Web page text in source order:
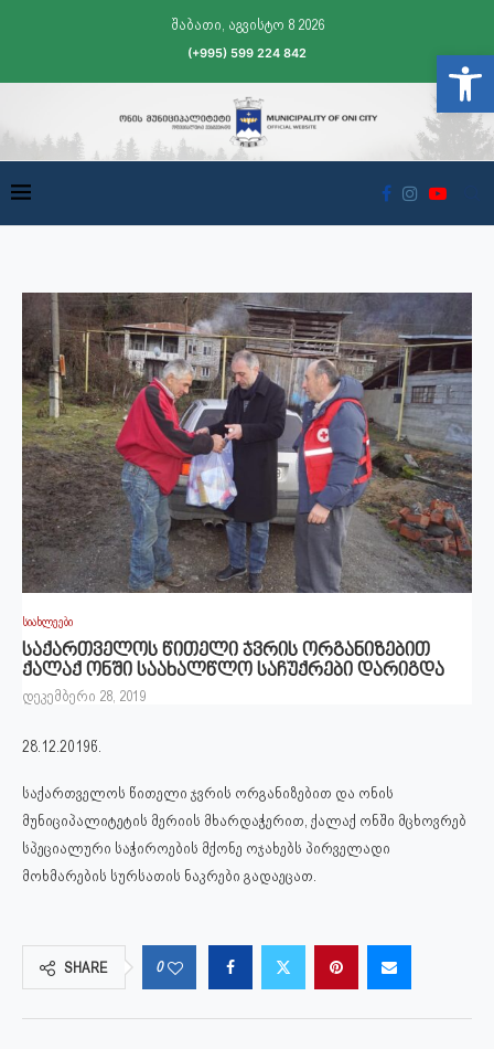
შაბათი, აგვისტო 8 2026
(+995) 599 224 842
სიახლეები
საქართველოს წითელი ჯვრის ორგანიზებით
ქალაქ ონში საახალწლო საჩუქრები დარიგდა
დეკემბერი 28, 2019
28.12.2019წ.
საქართველოს წითელი ჯვრის ორგანიზებით და ონის
მუნიციპალიტეტის მერიის მხარდაჭერით, ქალაქ ონში მცხოვრებ
სპეციალური საჭიროების მქონე ოჯახებს პირველადი
მოხმარების სურსათის ნაკრები გადაეცათ.
SHARE 0